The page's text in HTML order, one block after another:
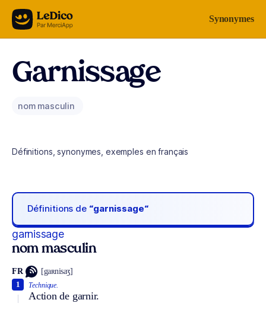
Aller au contenu Synonymes
Garnissage
nom masculin
Définitions, synonymes, exemples en français
Définitions de “garnissage“
garnissage
nom masculin
FR [gaʀnisaʒ]
Technique.
Action de garnir.
1